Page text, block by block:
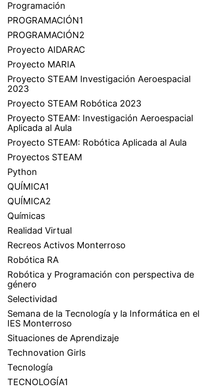
Programación
PROGRAMACIÓN1
PROGRAMACIÓN2
Proyecto AIDARAC
Proyecto MARIA
Proyecto STEAM Investigación Aeroespacial
2023
Proyecto STEAM Robótica 2023
Proyecto STEAM: Investigación Aeroespacial
Aplicada al Aula
Proyecto STEAM: Robótica Aplicada al Aula
Proyectos STEAM
Python
QUÍMICA1
QUÍMICA2
Químicas
Realidad Virtual
Recreos Activos Monterroso
Robótica RA
Robótica y Programación con perspectiva de
género
Selectividad
Semana de la Tecnología y la Informática en el
IES Monterroso
Situaciones de Aprendizaje
Technovation Girls
Tecnología
TECNOLOGÍA1